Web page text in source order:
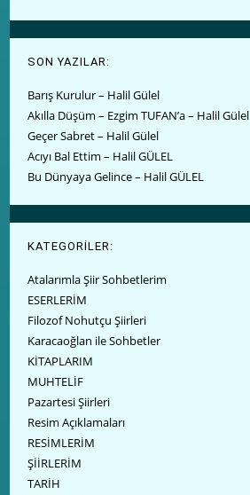
SON YAZILAR:
Barış Kurulur – Halil Gülel
Akılla Düşüm – Ezgim TUFAN’a – Halil Gülel
Geçer Sabret – Halil Gülel
Acıyı Bal Ettim – Halil GÜLEL
Bu Dünyaya Gelince – Halil GÜLEL
KATEGORİLER:
Atalarımla Şiir Sohbetlerim
ESERLERİM
Filozof Nohutçu Şiirleri
Karacaoğlan ile Sohbetler
KİTAPLARIM
MUHTELİF
Pazartesi Şiirleri
Resim Açıklamaları
RESİMLERİM
ŞİİRLERİM
TARİH